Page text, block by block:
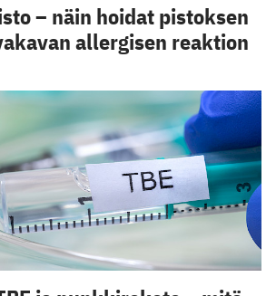
– näin hoidat pistoksen
allergisen reaktion